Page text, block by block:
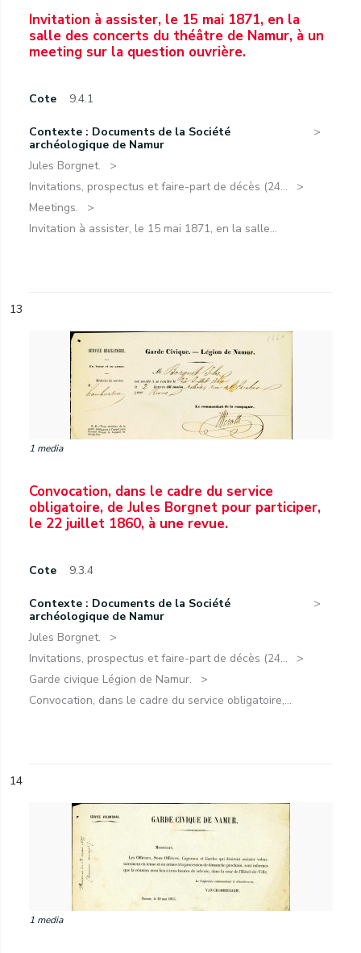
Invitation à assister, le 15 mai 1871, en la
salle des concerts du théâtre de Namur, à un
meeting sur la question ouvrière.
Cote 9.4.1
Contexte : Documents de la Société
archéologique de Namur
Jules Borgnet.
Invitations, prospectus et faire-part de décès (24...
Meetings.
Invitation à assister, le 15 mai 1871, en la salle...
13
1 media
Convocation, dans le cadre du service
obligatoire, de Jules Borgnet pour participer,
le 22 juillet 1860, à une revue.
Cote 9.3.4
Contexte : Documents de la Société
archéologique de Namur
Jules Borgnet.
Invitations, prospectus et faire-part de décès (24...
Garde civique Légion de Namur.
Convocation, dans le cadre du service obligatoire,...
14
1 media